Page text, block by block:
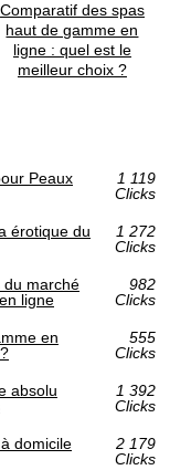
Comparatif des spas
haut de gamme en
ligne : quel est le
meilleur choix ?
Peaux
1 119
Clicks
érotique du
1 272
Clicks
du marché
ligne
982
Clicks
en
555
Clicks
absolu
1 392
Clicks
domicile
2 179
Clicks